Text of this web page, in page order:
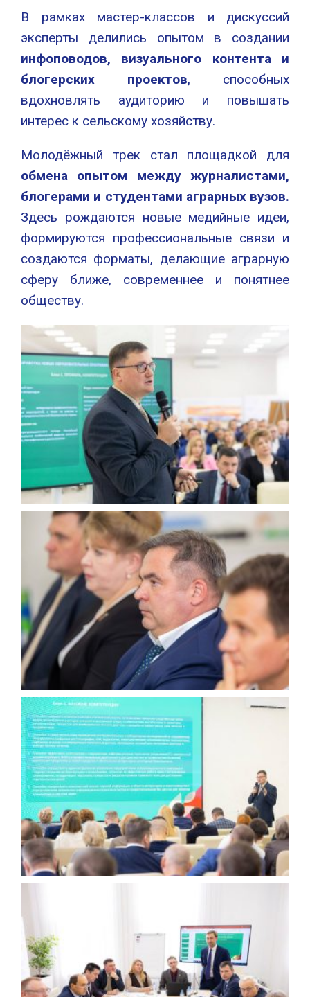
В рамках мастер-классов и дискуссий
эксперты делились опытом в создании
инфоповодов, визуального контента и
блогерских проектов, способных
вдохновлять аудиторию и повышать
интерес к сельскому хозяйству.
Молодёжный трек стал площадкой для
обмена опытом между журналистами,
блогерами и студентами аграрных вузов.
Здесь рождаются новые медийные идеи,
формируются профессиональные связи и
создаются форматы, делающие аграрную
сферу ближе, современнее и понятнее
обществу.